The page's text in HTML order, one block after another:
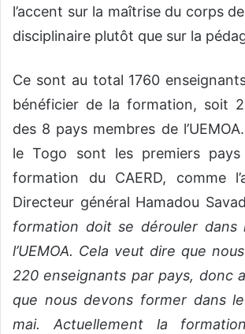
l’accent sur la maîtrise du corps
disciplinaire plutôt que sur la
Ce sont au total 1760
bénéficier de la formation, soit
des 8 pays membres de
le Togo sont les premiers
formation du CAERD, comme
Directeur général Hamadou
formation doit se dérouler dans
l’UEMOA. Cela veut dire que
220 enseignants par pays, donc
que nous devons former dans
mai. Actuellement la